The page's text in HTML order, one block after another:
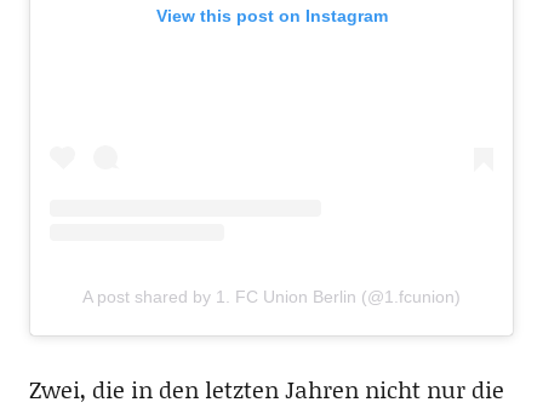
View this post on Instagram
A post shared by 1. FC Union Berlin (@1.fcunion)
Zwei, die in den letzten Jahren nicht nur die